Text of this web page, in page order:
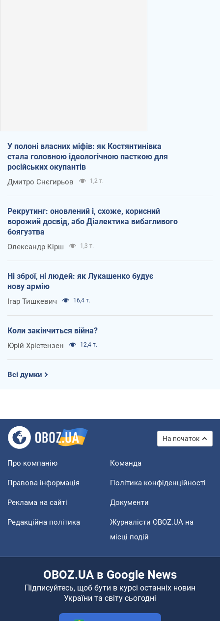
У полоні власних міфів: як Костянтинівка
стала головною ідеологічною пасткою для
російських окупантів
Дмитро Снєгирьов 1,2 т.
Рекрутинг: оновлений і, схоже, корисний
ворожий досвід, або Діалектика вибагливого
боягузтва
Олександр Кірш 1,3 т.
Ні зброї, ні людей: як Лукашенко будує
нову армію
Ігар Тишкевич 16,4 т.
Коли закінчиться війна?
Юрій Хрістензен 12,4 т.
Всі думки
На початок
Про компанію Команда
Правова інформація Політика конфіденційності
Реклама на сайті Документи
Редакційна політика
Журналісти OBOZ.UA на
місці подій
OBOZ.UA в Google News
Підписуйтесь, щоб бути в курсі останніх новин
України та світу сьогодні